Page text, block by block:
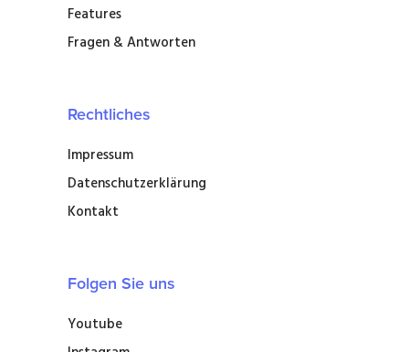
Features
Fragen & Antworten
Rechtliches
Impressum
Datenschutzerklärung
Kontakt
Folgen Sie uns
Youtube